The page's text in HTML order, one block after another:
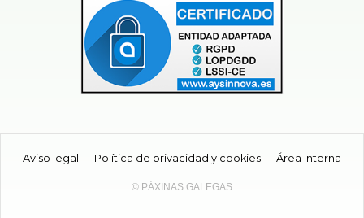
Aviso legal - Política de privacidad y cookies - Área Interna
© PÁXINAS GALEGAS